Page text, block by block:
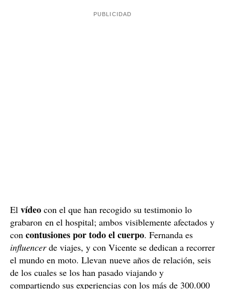
El vídeo con el que han recogido su testimonio lo
grabaron en el hospital; ambos visiblemente afectados y
con contusiones por todo el cuerpo. Fernanda es
influencerde viajes, y con Vicente se dedican a recorrer
el mundo en moto. Llevan nueve años de relación, seis
de los cuales se los han pasado viajando y
compartiendo sus experiencias con los más de 300.000